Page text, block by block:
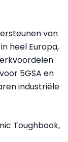
van
heel Europa,
5GSA en
industriële
Toughbook,